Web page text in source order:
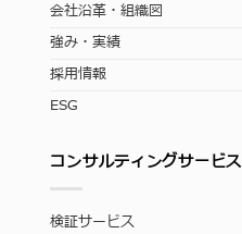
会社沿革・組織図
強み・実績
採用情報
ESG
コンサルティングサービス
検証サービス